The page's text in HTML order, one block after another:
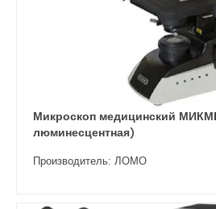
Микроскоп медицинский
люминесцентная)
Производитель: ЛОМО